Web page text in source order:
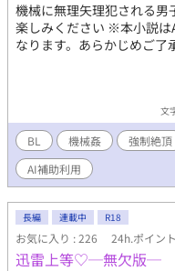
機械に無理矢理犯される男
楽しみください ※本小説は
なります。あらかじめご了
文
BL 機械姦 強制絶頂
AI補助利用
長編 連載中 R18
お気に入り : 226 24h.ポイン
迅雷上等♡─無欠版─